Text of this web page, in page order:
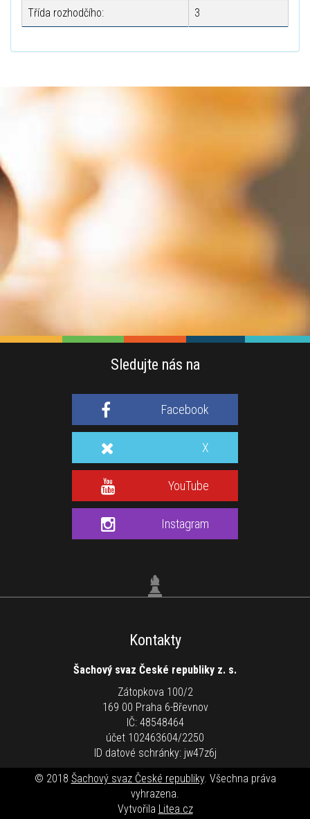
Třída rozhodčího: 3
Sledujte nás na
Facebook
X
YouTube
Instagram
Kontakty
Šachový svaz České republiky z. s.
Zátopkova 100/2
169 00 Praha 6-Břevnov
IČ: 48548464
účet 102463604/2250
ID datové schránky: jw47z6j
© 2018 Šachový svaz České republiky. Všechna práva
vyhrazena.
Vytvořila Litea.cz